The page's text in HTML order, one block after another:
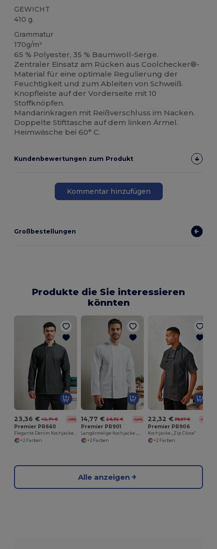
GEWICHT
410 g.
Grammatur
170g/m²
65 % Polyester, 35 % Baumwoll-Serge.
Zentraler Einsatz am Rücken aus Coolchecker®-
Material für eine optimale Regulierung der
Feuchtigkeit und zum Ableiten von Schweiß.
Knopfleiste auf der Vorderseite mit 10
Stoffknöpfen.
Mandarinkragen mit Reißverschluss im Nacken.
Doppelte Stifttasche auf dem linken Ärmel.
Heimwäsche bei 60° C.
Kundenbewertungen zum Produkt
Kommentar hinzufügen
Großbestellungen
Produkte die Sie interessieren
könnten
23,36 € 42,74 € -45%
Premier PR660
Elegante Denim Kochjacke für Profis und Hobbyköche
+2 Farben
14,77 € 26,32 € -44%
Premier PR901
Langärmelige Kochjacke „Essential“
+2 Farben
22,32 € 39,57 € -44%
Premier PR906
Kochjacke „Zip Close“
+2 Farben
Alle anzeigen